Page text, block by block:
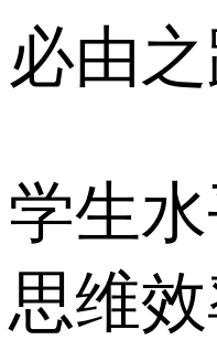
必由之
学生水
思维效